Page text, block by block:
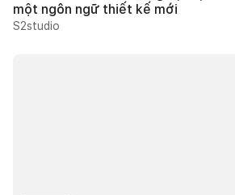
một ngôn ngữ thiết kế mới
S2studio